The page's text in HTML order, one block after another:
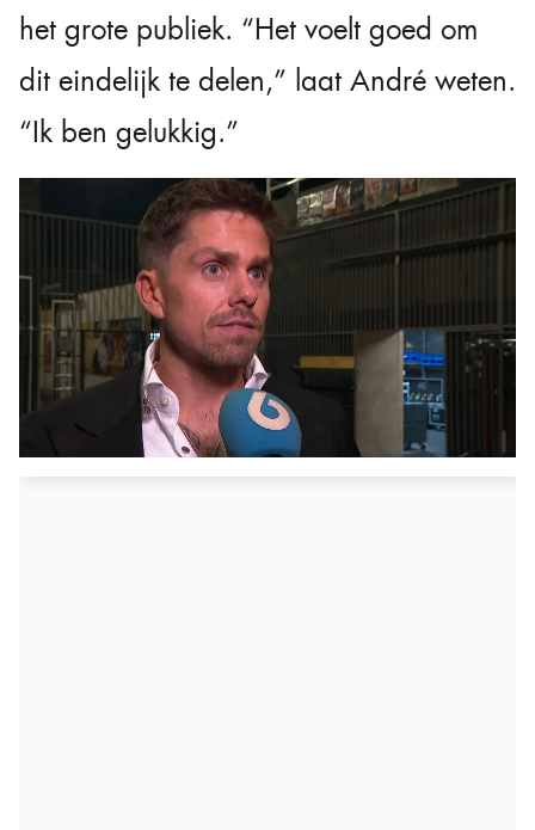
het grote publiek. “Het voelt goed om
dit eindelijk te delen,” laat André weten.
“Ik ben gelukkig.”